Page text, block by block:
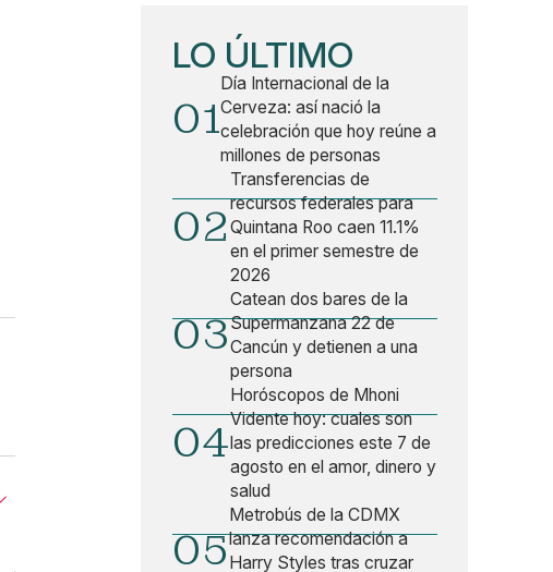
LO ÚLTIMO
01
Día Internacional de la
Cerveza: así nació la
celebración que hoy reúne a
millones de personas
02
Transferencias de
recursos federales para
Quintana Roo caen 11.1%
en el primer semestre de
2026
03
Catean dos bares de la
Supermanzana 22 de
Cancún y detienen a una
persona
04
Horóscopos de Mhoni
Vidente hoy: cuales son
las predicciones este 7 de
agosto en el amor, dinero y
salud
05
Metrobús de la CDMX
lanza recomendación a
Harry Styles tras cruzar